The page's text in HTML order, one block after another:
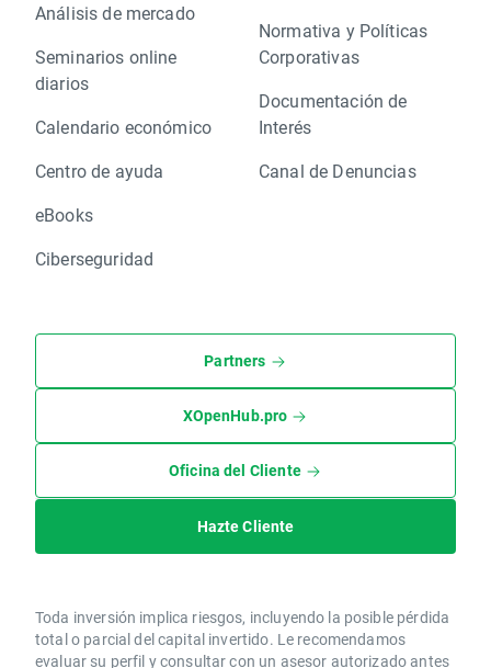
Análisis de mercado
Seminarios online
diarios
Calendario económico
Centro de ayuda
eBooks
Ciberseguridad
Normativa y Políticas
Corporativas
Documentación de
Interés
Canal de Denuncias
Partners
XOpenHub.pro
Oficina del Cliente
Hazte Cliente
Toda inversión implica riesgos, incluyendo la posible pérdida
total o parcial del capital invertido. Le recomendamos
evaluar su perfil y consultar con un asesor autorizado antes